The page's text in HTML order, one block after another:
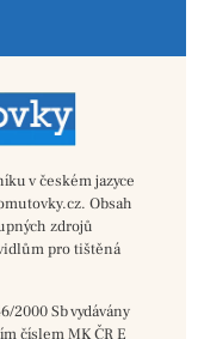
v českém jazyce
Obsah
zdrojů
pro tištěná
2000 Sb vydávány
číslem MK ČR E